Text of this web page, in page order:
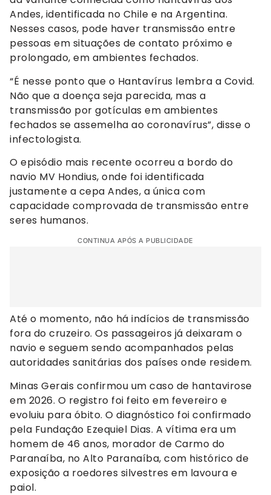
Andes, identificada no Chile e na Argentina.
Nesses casos, pode haver transmissão entre
pessoas em situações de contato próximo e
prolongado, em ambientes fechados.
“É nesse ponto que o Hantavírus lembra a Covid.
Não que a doença seja parecida, mas a
transmissão por gotículas em ambientes
fechados se assemelha ao coronavírus”, disse o
infectologista.
O episódio mais recente ocorreu a bordo do
navio MV Hondius, onde foi identificada
justamente a cepa Andes, a única com
capacidade comprovada de transmissão entre
seres humanos.
CONTINUA APÓS A PUBLICIDADE
Até o momento, não há indícios de transmissão
fora do cruzeiro. Os passageiros já deixaram o
navio e seguem sendo acompanhados pelas
autoridades sanitárias dos países onde residem.
Minas Gerais confirmou um caso de hantavirose
em 2026. O registro foi feito em fevereiro e
evoluiu para óbito. O diagnóstico foi confirmado
pela Fundação Ezequiel Dias. A vítima era um
homem de 46 anos, morador de Carmo do
Paranaíba, no Alto Paranaíba, com histórico de
exposição a roedores silvestres em lavoura e
paiol.